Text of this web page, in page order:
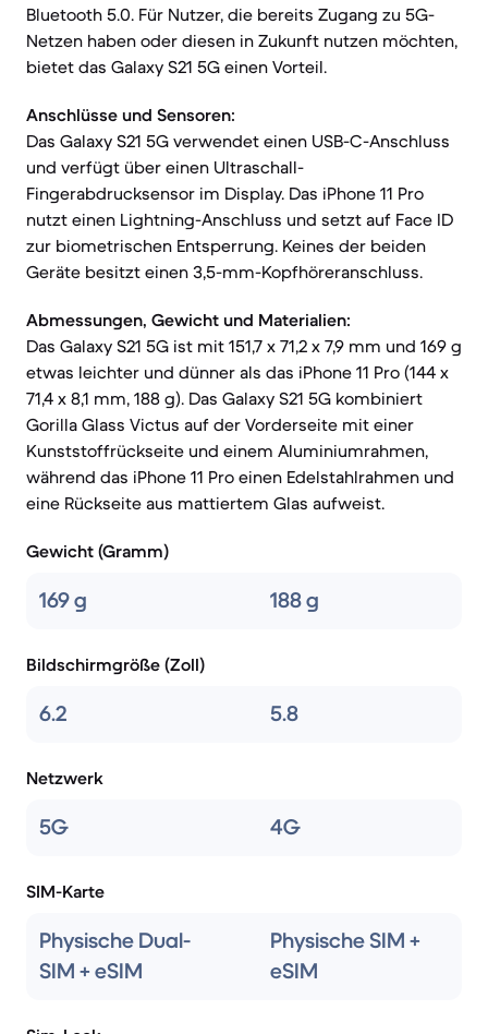
Bluetooth 5.0. Für Nutzer, die bereits Zugang zu 5G-
Netzen haben oder diesen in Zukunft nutzen möchten,
bietet das Galaxy S21 5G einen Vorteil.
Anschlüsse und Sensoren:
Das Galaxy S21 5G verwendet einen USB-C-Anschluss
und verfügt über einen Ultraschall-
Fingerabdrucksensor im Display. Das iPhone 11 Pro
nutzt einen Lightning-Anschluss und setzt auf Face ID
zur biometrischen Entsperrung. Keines der beiden
Geräte besitzt einen 3,5-mm-Kopfhöreranschluss.
Abmessungen, Gewicht und Materialien:
Das Galaxy S21 5G ist mit 151,7 x 71,2 x 7,9 mm und 169 g
etwas leichter und dünner als das iPhone 11 Pro (144 x
71,4 x 8,1 mm, 188 g). Das Galaxy S21 5G kombiniert
Gorilla Glass Victus auf der Vorderseite mit einer
Kunststoffrückseite und einem Aluminiumrahmen,
während das iPhone 11 Pro einen Edelstahlrahmen und
eine Rückseite aus mattiertem Glas aufweist.
Gewicht (Gramm)
169 g 188 g
Bildschirmgröße (Zoll)
6.2 5.8
Netzwerk
5G 4G
SIM-Karte
Physische Dual-
SIM + eSIM
Physische SIM +
eSIM